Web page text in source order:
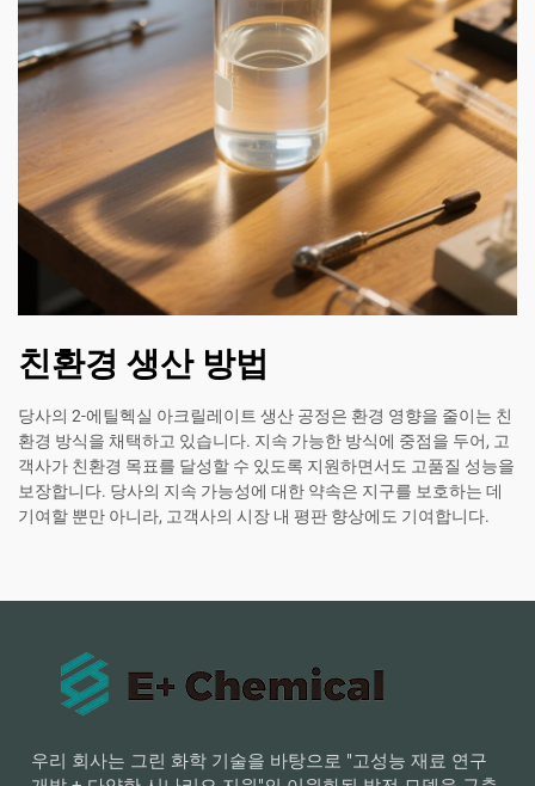
친환경 생산 방법
당사의 2-에틸헥실 아크릴레이트 생산 공정은 환경 영향을 줄이는 친
환경 방식을 채택하고 있습니다. 지속 가능한 방식에 중점을 두어, 고
객사가 친환경 목표를 달성할 수 있도록 지원하면서도 고품질 성능을
보장합니다. 당사의 지속 가능성에 대한 약속은 지구를 보호하는 데
기여할 뿐만 아니라, 고객사의 시장 내 평판 향상에도 기여합니다.
우리 회사는 그린 화학 기술을 바탕으로 "고성능 재료 연구